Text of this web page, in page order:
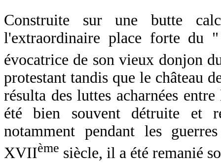
Construite sur une butte
l'extraordinaire place forte du
évocatrice de son vieux donjon
protestant tandis que le château
résulta des luttes acharnées
été bien souvent détruite et
notamment pendant les
XVIIème siècle, il a été remanié